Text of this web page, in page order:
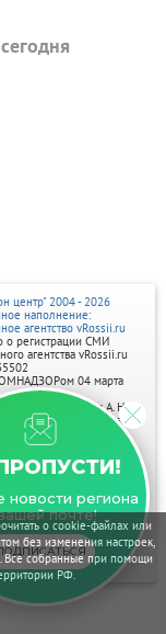
о cookie-файлах или
без изменения настроек,
Все собранные при помощи
РФ.
новости региона
почте!
центр" 2004 - 2026
наполнение:
агентство vRossii.ru
о регистрации СМИ
агентства vRossii.ru
04 марта
Нарыков А. Н.
размещаются на
"Умный маркетинг"
70-40,
могут содержать
предназначенную для
до 18 лет.
обработки
данных
файлов cookie